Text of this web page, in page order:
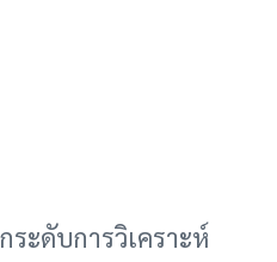
ระดับการวิเคราะห์